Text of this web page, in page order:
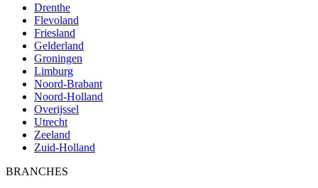
Drenthe
Flevoland
Friesland
Gelderland
Groningen
Limburg
Noord-Brabant
Noord-Holland
Overijssel
Utrecht
Zeeland
Zuid-Holland
BRANCHES